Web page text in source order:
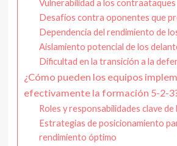
Vulnerabilidad a los contraataques
Desafíos contra oponentes que
Dependencia del rendimiento de
Aislamiento potencial de los
Dificultad en la transición a la
¿Cómo pueden los equipos
efectivamente la formación 5-2-
Roles y responsabilidades clave
Estrategias de posicionamiento
rendimiento óptimo